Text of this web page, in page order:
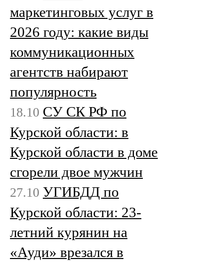
маркетинговых услуг в
2026 году: какие виды
коммуникационных
агентств набирают
популярность
18.10 СУ СК РФ по
Курской области: в
Курской области в доме
сгорели двое мужчин
27.10 УГИБДД по
Курской области: 23-
летний курянин на
«Ауди» врезался в